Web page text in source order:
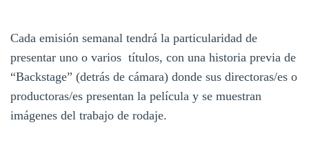
Cada emisión semanal tendrá la particularidad de
presentar uno o varios títulos, con una historia previa de
“Backstage” (detrás de cámara) donde sus directoras/es o
productoras/es presentan la película y se muestran
imágenes del trabajo de rodaje.